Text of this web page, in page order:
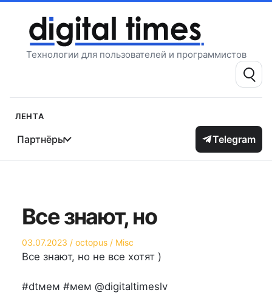
содержимому
Технологии для пользователей и программистов
Поиск:
Лента
Партнёры Telegram
Все знают, но
Опубликовано
на
03.07.2023 Автор
octopus
Опубликовано
в
Misc
Все знают, но не все хотят )
#dtмем #мем @digitaltimeslv